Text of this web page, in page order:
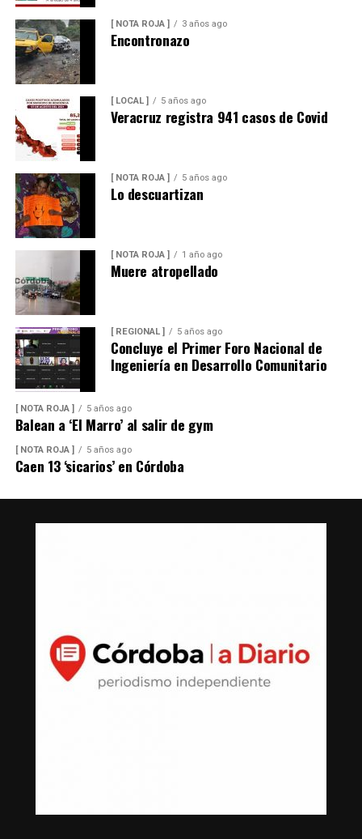
[ NOTA ROJA ] 3 años ago
Encontronazo
[ LOCAL ] 5 años ago
Veracruz registra 941 casos de Covid
[ NOTA ROJA ] 5 años ago
Lo descuartizan
[ NOTA ROJA ] 1 año ago
Muere atropellado
[ REGIONAL ] 5 años ago
Concluye el Primer Foro Nacional de
Ingeniería en Desarrollo Comunitario
[ NOTA ROJA ] 5 años ago
Balean a ‘El Marro’ al salir de gym
[ NOTA ROJA ] 5 años ago
Caen 13 ‘sicarios’ en Córdoba